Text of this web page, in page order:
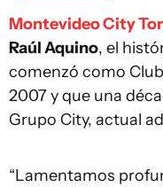
Montevideo City
Raúl Aquino, el
comenzó como
2007 y que una
Grupo City, actual
“Lamentamos